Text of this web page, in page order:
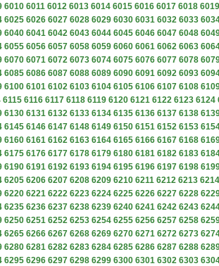
6010 6011 6012 6013 6014 6015 6016 6017 6018 6019
6025 6026 6027 6028 6029 6030 6031 6032 6033
6040 6041 6042 6043 6044 6045 6046 6047 6048
6055 6056 6057 6058 6059 6060 6061 6062 6063
6070 6071 6072 6073 6074 6075 6076 6077 6078
6085 6086 6087 6088 6089 6090 6091 6092 6093
6100 6101 6102 6103 6104 6105 6106 6107 6108
6115 6116 6117 6118 6119 6120 6121 6122 6123 6124
6130 6131 6132 6133 6134 6135 6136 6137 6138
6145 6146 6147 6148 6149 6150 6151 6152 6153
6160 6161 6162 6163 6164 6165 6166 6167 6168
6175 6176 6177 6178 6179 6180 6181 6182 6183
6190 6191 6192 6193 6194 6195 6196 6197 6198
6205 6206 6207 6208 6209 6210 6211 6212 6213 6214
6220 6221 6222 6223 6224 6225 6226 6227 6228
6235 6236 6237 6238 6239 6240 6241 6242 6243
6250 6251 6252 6253 6254 6255 6256 6257 6258
6265 6266 6267 6268 6269 6270 6271 6272 6273
6280 6281 6282 6283 6284 6285 6286 6287 6288
6295 6296 6297 6298 6299 6300 6301 6302 6303